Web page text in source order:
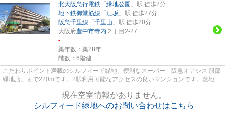
北大阪急行電鉄 「 緑地公園 」駅 徒歩2分
地下鉄御堂筋線 「 江坂 」駅 徒歩27分
阪急千里線 「 千里山 」駅 徒歩20分
大阪府豊中市寺内 ２丁目2-27
-
築年数：築28年
階数：6階建
こだわりポイント満載のシルフィード緑地。便利なスーパー「阪急オアシス 服部
緑地店」まで220mです。2駅利用可能なアクセスの良いマンションです。敷地内
現在空室情報がありません。
シルフィード緑地へのお問い合わせはこちら